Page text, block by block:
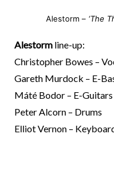
Alestorm – ‘The
Alestormline-up:
Christopher Bowes –
Gareth Murdock – E-
Máté Bodor – E-Guitars
Peter Alcorn – Drums
Elliot Vernon –